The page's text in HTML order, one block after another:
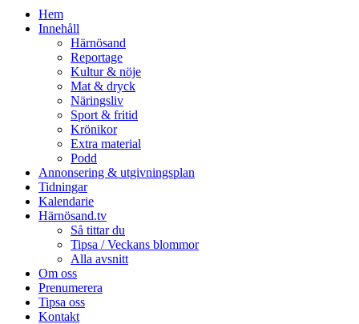
Hem
Innehåll
Härnösand
Reportage
Kultur & nöje
Mat & dryck
Näringsliv
Sport & fritid
Krönikor
Extra material
Podd
Annonsering & utgivningsplan
Tidningar
Kalendarie
Härnösand.tv
Så tittar du
Tipsa / Veckans blommor
Alla avsnitt
Om oss
Prenumerera
Tipsa oss
Kontakt